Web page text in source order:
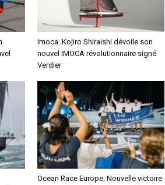
Imoca. Kojiro Shiraishi dévoile son
nouvel IMOCA révolutionnaire signé
Verdier
Ocean Race Europe. Nouvelle victoire